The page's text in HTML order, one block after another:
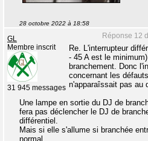
28 octobre 2022 à 18:58
Réponse 12
GL
Membre inscrit
31 945 messages
Re. L'interrupteur
- 45 A est le
branchement. Donc
concernant les
n'apparaîssait pas au
Une lampe en sortie du DJ de
fera pas déclencher le DJ de
différentiel.
Mais si elle s'allume si branchée
normal.